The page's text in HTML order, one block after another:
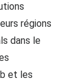
régions
dans le
et les